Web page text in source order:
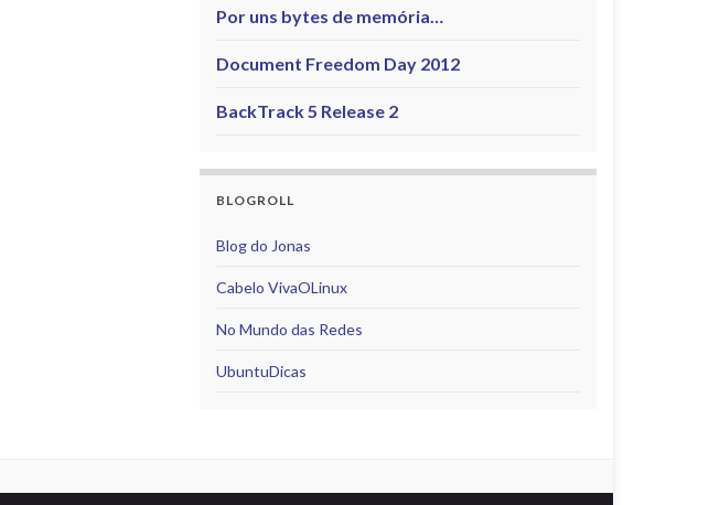
Por uns bytes de memória…
Document Freedom Day 2012
BackTrack 5 Release 2
BLOGROLL
Blog do Jonas
Cabelo VivaOLinux
No Mundo das Redes
UbuntuDicas